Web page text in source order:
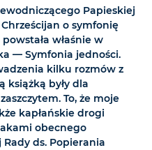
Papieskiej
o symfonię
właśnie w
— Symfonia jedności.
kilku rozmów z
książką były dla
To, że moje
kapłańskie drogi
obecnego
ds. Popierania